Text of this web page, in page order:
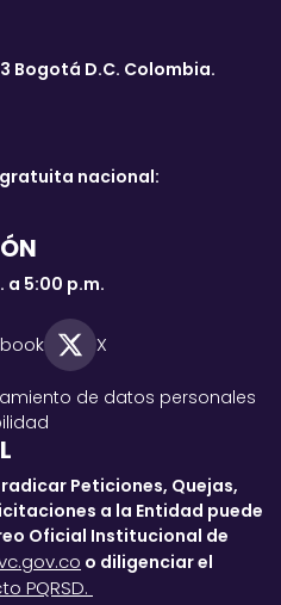
Bogotá D.C. Colombia.
gratuita nacional:
a 5:00 p.m.
X
de datos personales
Peticiones, Quejas,
a la Entidad puede
Oficial Institucional de
o diligenciar el
PQRSD.